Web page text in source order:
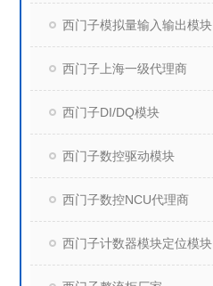
西门子模拟量输入输出模块
西门子上海一级代理商
西门子DI/DQ模块
西门子数控驱动模块
西门子数控NCU代理商
西门子计数器模块定位模块